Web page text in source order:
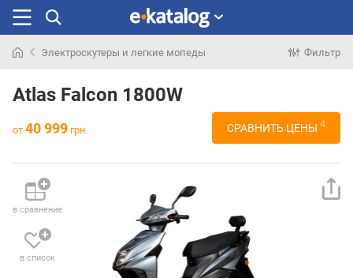
раньше
Электроскутеры и легкие мопеды Фильтр
Atlas Falcon 1800W
от 40 999 грн. СРАВНИТЬ ЦЕНЫ 4
в сравнение
в список